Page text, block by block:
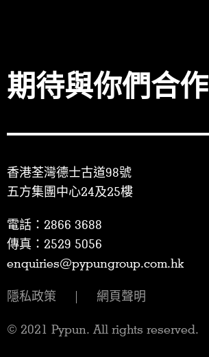
期待與你們合作
香港荃灣德士古道98號
五方集團中心24及25樓
電話：2866 3688
傳真：2529 5056
enquiries@pypungroup.com.hk
隱私政策 網頁聲明
© 2021 Pypun. All rights reserved.